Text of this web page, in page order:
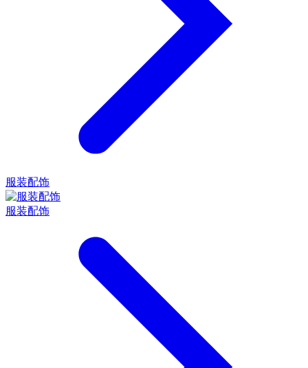
服装配饰
服装配饰